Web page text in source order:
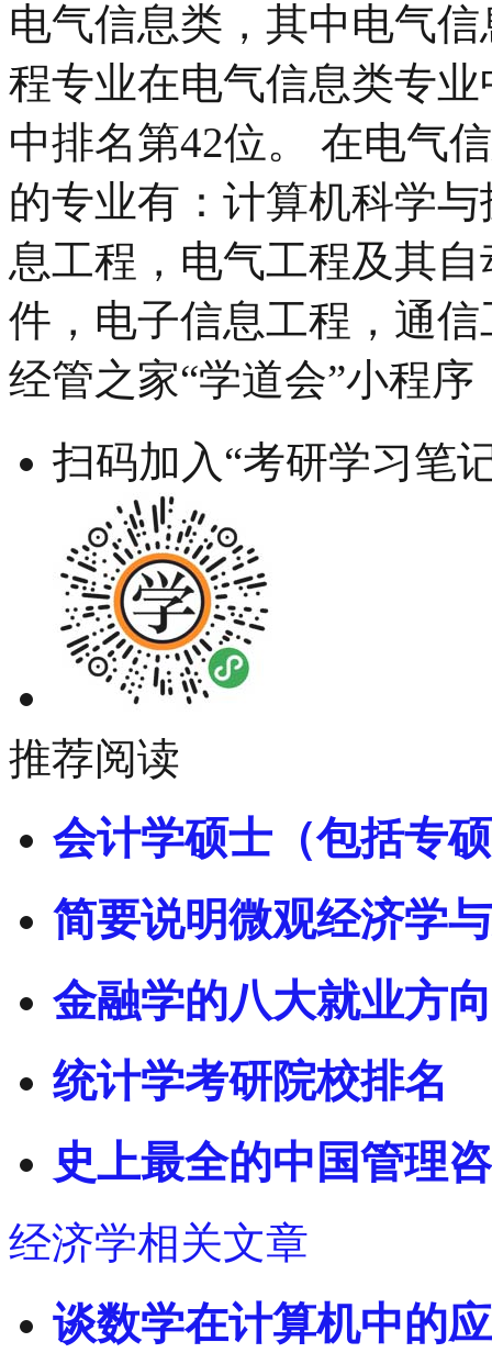
电气信息类，其中电气
程专业在电气信息类专
中排名第42位。 在电气
的专业有：计算机科学
息工程，电气工程及其
件，电子信息工程，通
经管之家“学道会”小程序
扫码加入“考研学习笔
推荐阅读
会计学硕士（包括专
简要说明微观经济学
金融学的八大就业方
统计学考研院校排名
史上最全的中国管理
经济学相关文章
谈数学在计算机中的